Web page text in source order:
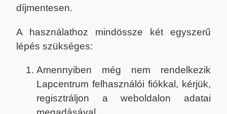
díjmentesen.
A használathoz mindössze két egyszerű
lépés szükséges:
Amennyiben még nem rendelkezik
Lapcentrum felhasználói fiókkal, kérjük,
regisztráljon a weboldalon adatai